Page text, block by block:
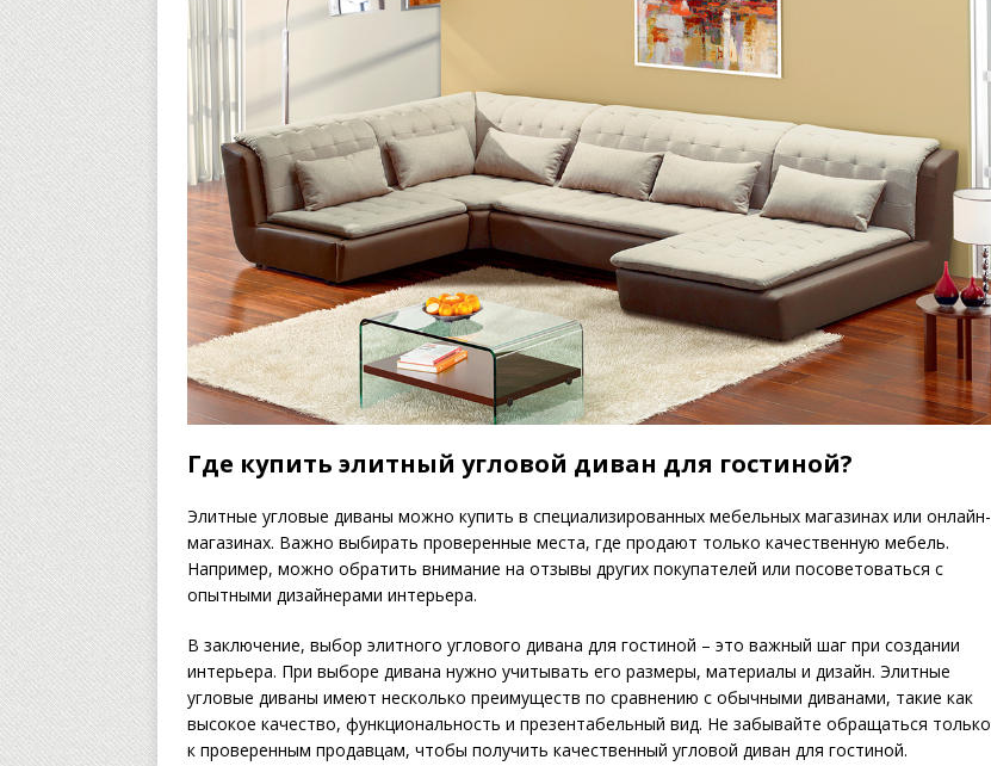
Где купить элитный угловой диван для гостиной?
Элитные угловые диваны можно купить в специализированных мебельных магазинах или онлайн-
магазинах. Важно выбирать проверенные места, где продают только качественную мебель.
Например, можно обратить внимание на отзывы других покупателей или посоветоваться с
опытными дизайнерами интерьера.
В заключение, выбор элитного углового дивана для гостиной – это важный шаг при создании
интерьера. При выборе дивана нужно учитывать его размеры, материалы и дизайн. Элитные
угловые диваны имеют несколько преимуществ по сравнению с обычными диванами, такие как
высокое качество, функциональность и презентабельный вид. Не забывайте обращаться только
к проверенным продавцам, чтобы получить качественный угловой диван для гостиной.